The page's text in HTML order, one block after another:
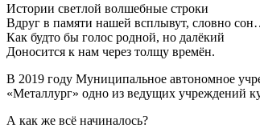
Истории светлой волшебные строки
Вдруг в памяти нашей всплывут, словно
Как будто бы голос родной, но далёкий
Доносится к нам через толщу времён.
В 2019 году Муниципальное автономное
«Металлург» одно из ведущих учреждений
А как же всё начиналось?